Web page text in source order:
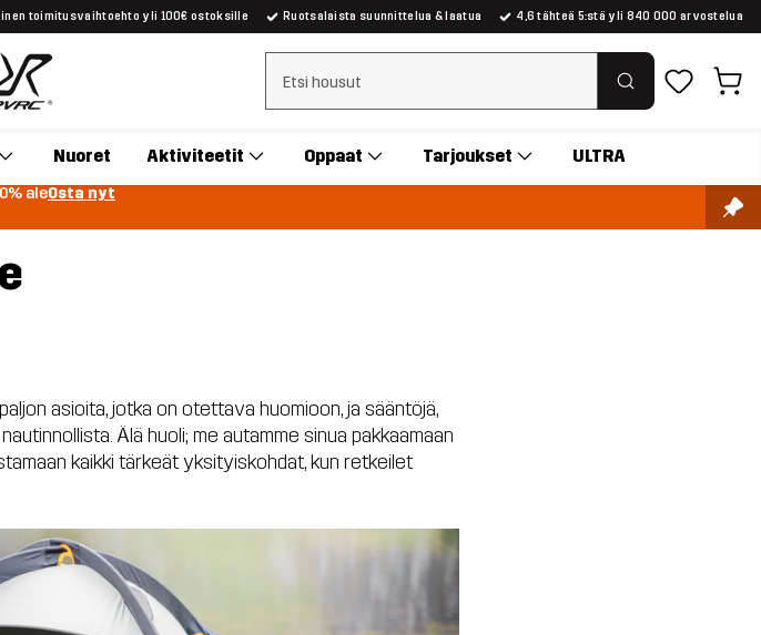
toimitusvaihtoehto yli 100€ ostoksille Ruotsalaista suunnittelua & laatua 4,6 tähteä 5:stä yli 840 000 arvostelua
Tyhjennä haku
Nuoret Aktiviteetit Oppaat Tarjoukset ULTRA
aleOsta nyt
asioita, jotka on otettava huomioon, ja sääntöjä,
Älä huoli; me autamme sinua pakkaamaan
kaikki tärkeät yksityiskohdat, kun retkeilet